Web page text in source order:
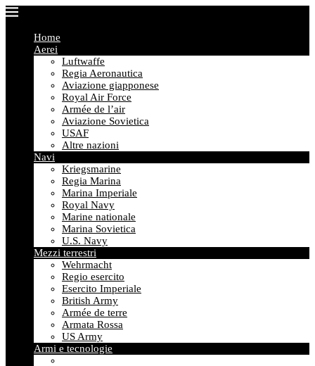
Home
Aerei
Luftwaffe
Regia Aeronautica
Aviazione giapponese
Royal Air Force
Armée de l’air
Aviazione Sovietica
USAF
Altre nazioni
Navi
Kriegsmarine
Regia Marina
Marina Imperiale
Royal Navy
Marine nationale
Marina Sovietica
U.S. Navy
Mezzi terrestri
Wehrmacht
Regio esercito
Esercito Imperiale
British Army
Armée de terre
Armata Rossa
US Army
Armi e tecnologie